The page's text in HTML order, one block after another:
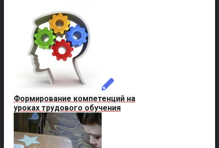
Формирование компетенций на
уроках трудового обучения